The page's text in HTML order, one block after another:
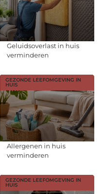
Geluidsoverlast in huis
verminderen
GEZONDE LEEFOMGEVING IN
HUIS
Allergenen in huis
verminderen
GEZONDE LEEFOMGEVING IN
HUIS